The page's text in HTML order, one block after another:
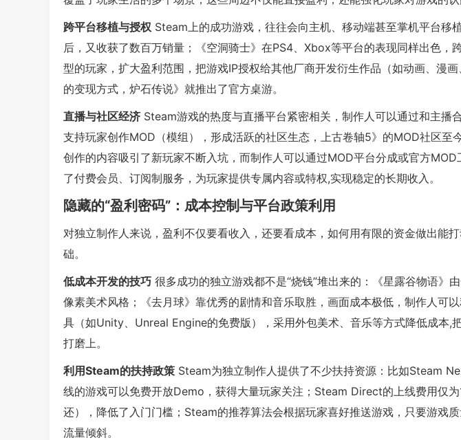
跨平台移植与授权 Steam上的成功游戏，往往会向主机、移动端甚至掌机平台移
后，又收获了数百万销量；《空洞骑士》在PS4、Xbox等平台的表现同样出色，
型的玩家，扩大盈利范围，把游戏IP授权给其他厂商开发衍生作品（如动画、漫
的变现方式，炉石传说》就推出了官方桌游。
直播与社区经济 Steam游戏的热度与直播平台紧密相关，制作人可以通过和主播
支持玩家创作MOD（模组），形成活跃的社区生态，上古卷轴5》的MOD社区至
创作的内容吸引了新玩家不断入坑，而制作人可以通过MOD平台分成或官方MOD
了付费会员、订阅制服务，为玩家提供专属内容或特权,实现稳定的长期收入。
隐藏的“盈利密码”：成本控制与平台政策利用
对独立制作人来说，盈利不仅要看收入，还要看成本，如何用有限的资金做出能
础。
低成本开发的技巧 很多成功的独立游戏都不是“烧钱”堆出来的：《星露谷物语》
像素美术风格；《去月球》靠优秀的剧情和音乐取胜，画面成本极低，制作人可
具（如Unity、Unreal Engine的免费版），采用外包美术、音乐等方式降低成本,
打磨上。
利用Steam的扶持政策 Steam为独立制作人提供了不少扶持资源：比如Steam
线的游戏可以免费开放Demo，获得大量玩家关注；Steam Direct的上线费用仅
还），降低了入门门槛；Steam的推荐算法会根据玩家喜好推送游戏，只要游戏
流量倾斜。